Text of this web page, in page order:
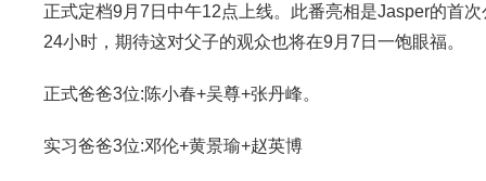
正式定档9月7日中午12点上线。此番亮相是Jasper的首
24小时，期待这对父子的观众也将在9月7日一饱眼福。
正式爸爸3位:陈小春+吴尊+张丹峰。
实习爸爸3位:邓伦+黄景瑜+赵英博